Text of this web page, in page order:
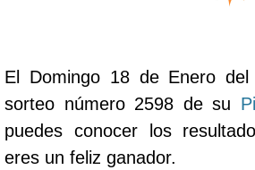
El Domingo 18 de Enero
sorteo número 2598 de su
puedes conocer los
eres un feliz ganador.